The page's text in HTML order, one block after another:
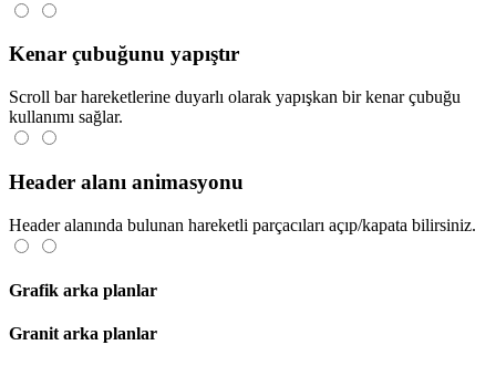
Kenar çubuğunu yapıştır
Scroll bar hareketlerine duyarlı olarak yapışkan bir kenar çubuğu
kullanımı sağlar.
Header alanı animasyonu
Header alanında bulunan hareketli parçacıları açıp/kapata bilirsiniz.
Grafik arka planlar
Granit arka planlar